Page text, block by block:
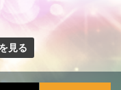
見る